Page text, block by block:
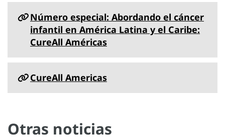
Número especial: Abordando el cáncer
infantil en América Latina y el Caribe:
CureAll Américas
CureAll Americas
Otras noticias